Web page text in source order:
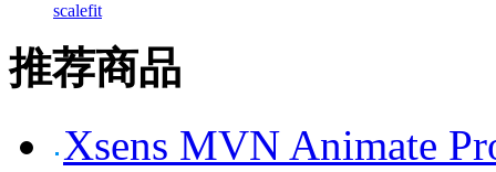
scalefit
推荐商品
Xsens MVN Animate